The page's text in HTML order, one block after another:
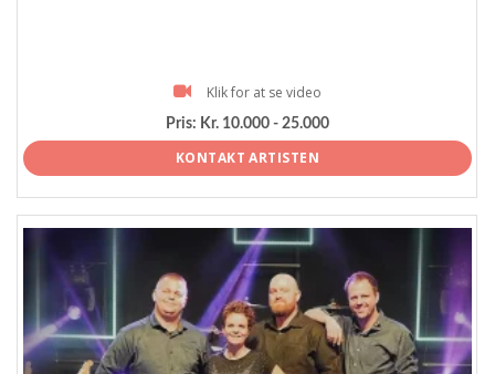
Klik for at se video
Pris: Kr. 10.000 - 25.000
KONTAKT ARTISTEN